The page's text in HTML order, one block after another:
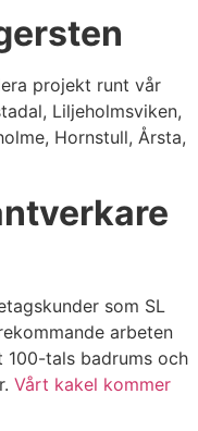
projekt runt vår
Liljeholmsviken,
Hornstull, Årsta,
som SL
arbeten
tals badrums och
Vårt kakel kommer